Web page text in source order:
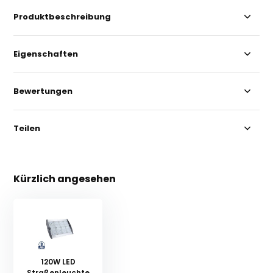
Produktbeschreibung
Eigenschaften
Bewertungen
Teilen
Kürzlich angesehen
120W LED